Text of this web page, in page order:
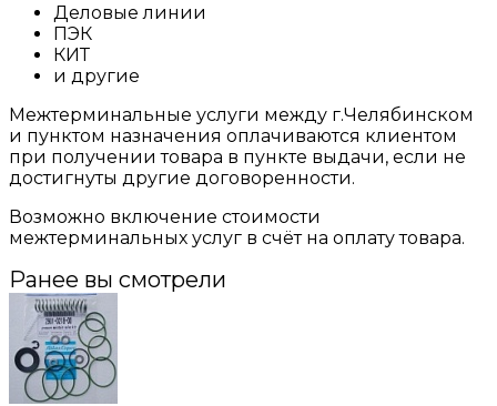
Деловые линии
ПЭК
КИТ
и другие
Межтерминальные услуги между г.Челябинском
и пунктом назначения оплачиваются клиентом
при получении товара в пункте выдачи, если не
достигнуты другие договоренности.
Возможно включение стоимости
межтерминальных услуг в счёт на оплату товара.
Ранее вы смотрели